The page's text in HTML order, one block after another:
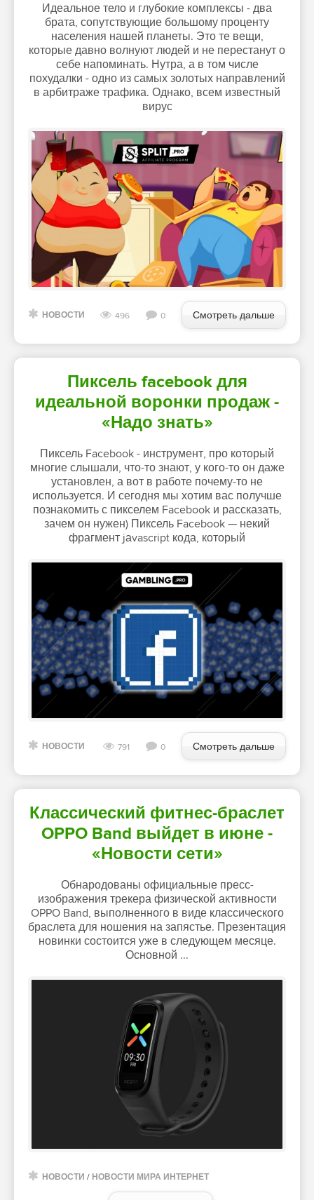
Идеальное тело и глубокие комплексы - два
брата, сопутствующие большому проценту
населения нашей планеты. Это те вещи,
которые давно волнуют людей и не перестанут о
себе напоминать. Нутра, а в том числе
похудалки - одно из самых золотых направлений
в арбитраже трафика. Однако, всем известный
вирус
НОВОСТИ 496 0 Смотреть дальше
Пиксель facebook для
идеальной воронки продаж -
«Надо знать»
Пиксель Facebook - инструмент, про который
многие слышали, что-то знают, у кого-то он даже
установлен, а вот в работе почему-то не
используется. И сегодня мы хотим вас получше
познакомить с пикселем Facebook и рассказать,
зачем он нужен) Пиксель Facebook — некий
фрагмент jаvascript кода, который
НОВОСТИ 791 0 Смотреть дальше
Классический фитнес-браслет
OPPO Band выйдет в июне -
«Новости сети»
Обнародованы официальные пресс-
изображения трекера физической активности
OPPO Band, выполненного в виде классического
браслета для ношения на запястье. Презентация
новинки состоится уже в следующем месяце.
Основной ...
НОВОСТИ / НОВОСТИ МИРА ИНТЕРНЕТ